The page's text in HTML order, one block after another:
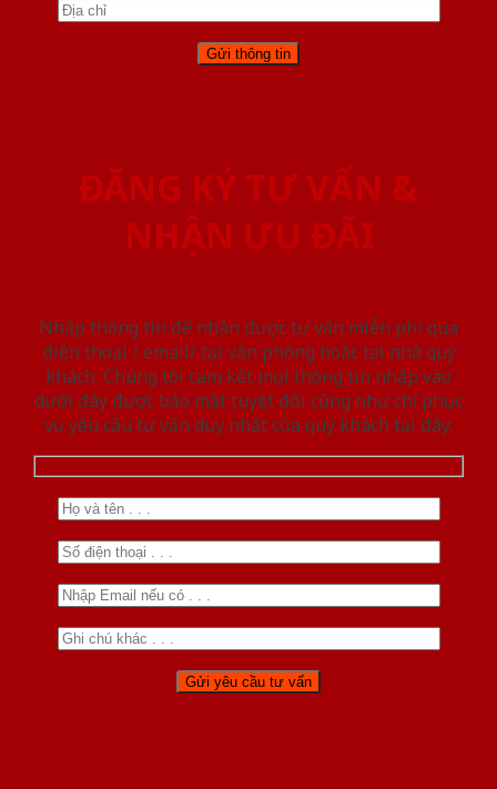
ĐĂNG KÝ TƯ VẤN &
NHẬN ƯU ĐÃI
Nhập thông tin để nhận được tư vấn miễn phí qua
điện thoại / email/ tại văn phòng hoặc tại nhà quý
khách. Chúng tôi cam kết mọi thông tin nhập vào
dưới đây được bảo mật tuyệt đối cũng như chỉ phục
vụ yêu cầu tư vấn duy nhất của quý khách tại đây.